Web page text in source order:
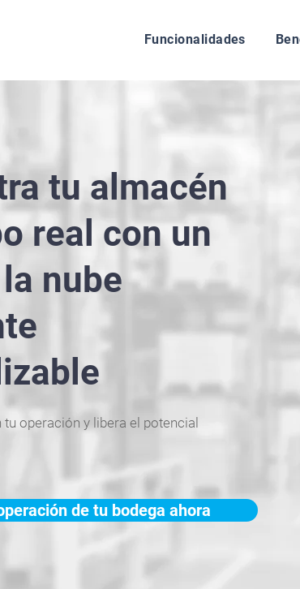
Funcionalidades
tu almacén
real con un
nube
operación y libera el potencial
de tu bodega ahora